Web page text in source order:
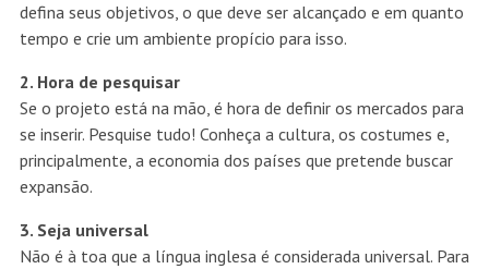
defina seus objetivos, o que deve ser alcançado e em quanto
tempo e crie um ambiente propício para isso.
2. Hora de pesquisar
Se o projeto está na mão, é hora de definir os mercados para
se inserir. Pesquise tudo! Conheça a cultura, os costumes e,
principalmente, a economia dos países que pretende buscar
expansão.
3. Seja universal
Não é à toa que a língua inglesa é considerada universal. Para